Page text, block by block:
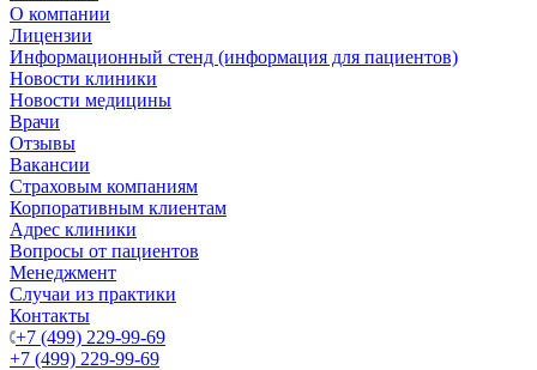
О компании
Лицензии
Информационный стенд (информация для пациентов)
Новости клиники
Новости медицины
Врачи
Отзывы
Вакансии
Страховым компаниям
Корпоративным клиентам
Адрес клиники
Вопросы от пациентов
Менеджмент
Случаи из практики
Контакты
+7 (499) 229-99-69
+7 (499) 229-99-69